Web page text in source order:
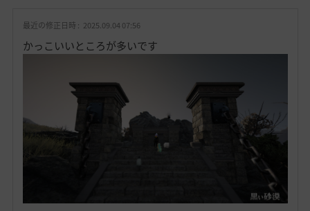
最近の修正日時 : 2025.09.04 07:56
かっこいいところが多いです